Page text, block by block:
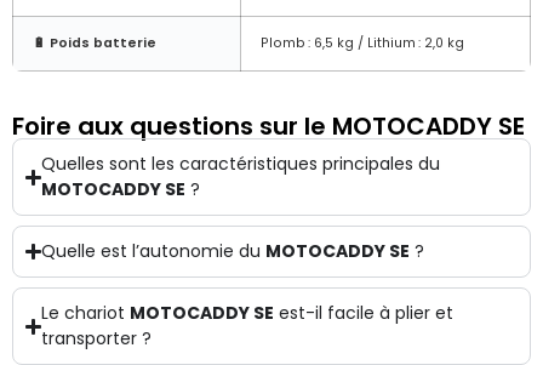
🔋 Poids batterie Plomb : 6,5 kg / Lithium : 2,0 kg
Foire aux questions sur le MOTOCADDY SE
Quelles sont les caractéristiques principales du
MOTOCADDY SE ?
Quelle est l’autonomie du MOTOCADDY SE ?
Le chariot MOTOCADDY SE est-il facile à plier et
transporter ?